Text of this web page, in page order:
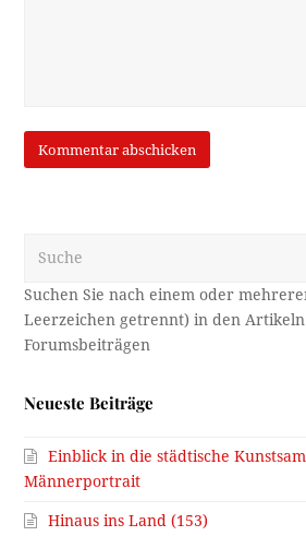
Neueste Beiträge
Einblick in die städtische
Männerportrait
Hinaus ins Land (153)